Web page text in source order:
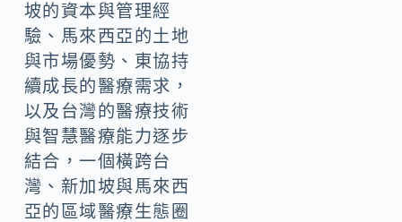
坡的資本與管理經
驗、馬來西亞的土地
與市場優勢、東協持
續成長的醫療需求，
以及台灣的醫療技術
與智慧醫療能力逐步
結合，一個橫跨台
灣、新加坡與馬來西
亞的區域醫療生態圈